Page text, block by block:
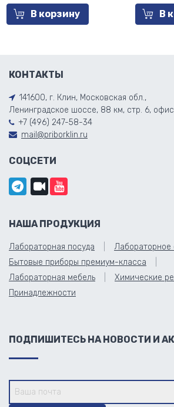
В корзину В
КОНТАКТЫ
141600, г. Клин, Московская обл.,
Ленинградское шоссе, 88 км, стр. 6,
+7 (496) 247-58-34
mail@priborklin.ru
СОЦСЕТИ
НАША ПРОДУКЦИЯ
Лабораторная посуда
Лабораторное
Бытовые приборы премиум-класса
Лабораторная мебель
Химические
Принадлежности
ПОДПИШИТЕСЬ НА НОВОСТИ И